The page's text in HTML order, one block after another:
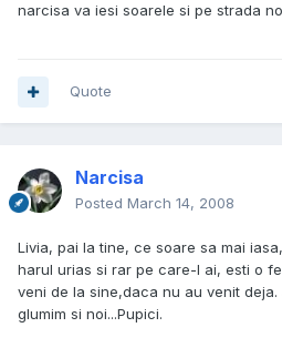
narcisa va iesi soarele si pe strada
Quote
Narcisa
Posted March 14, 2008
Livia, pai la tine, ce soare sa mai
harul urias si rar pe care-l ai, esti o
veni de la sine,daca nu au venit deja.
glumim si noi...Pupici.